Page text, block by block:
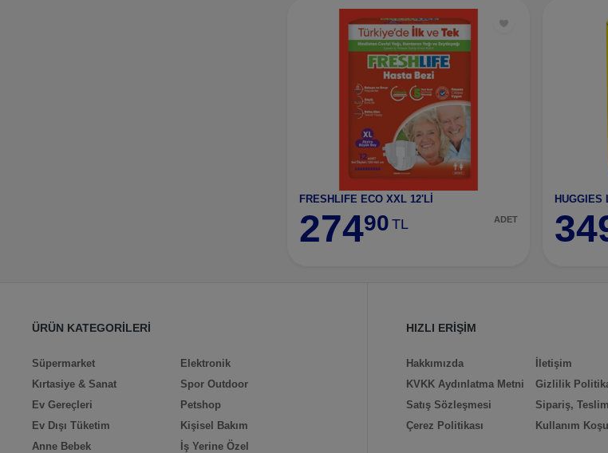
FRESHLIFE ECO XXL 12'Lİ
27490 TL ADET
ÜRÜN KATEGORİLERİ
Süpermarket
Elektronik
Kırtasiye & Sanat
Spor Outdoor
Ev Gereçleri
Petshop
Ev Dışı Tüketim
Kişisel Bakım
Anne Bebek
İş Yerine Özel
HIZLI ERİŞİM
Hakkımızda
KVKK Aydınlatma Metni
Satış Sözleşmesi
Çerez Politikası
İletişim
Gizlilik
Sipariş,
Kullanım